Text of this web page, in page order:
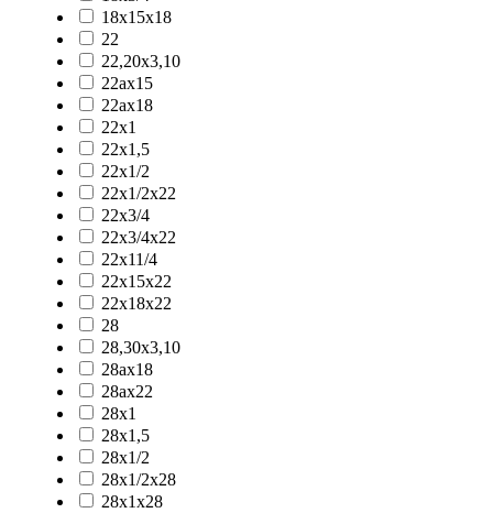
18x15x18
22
22,20x3,10
22ax15
22ax18
22x1
22x1,5
22x1/2
22x1/2x22
22x3/4
22x3/4x22
22x11/4
22x15x22
22x18x22
28
28,30x3,10
28ax18
28ax22
28x1
28x1,5
28x1/2
28x1/2x28
28x1x28